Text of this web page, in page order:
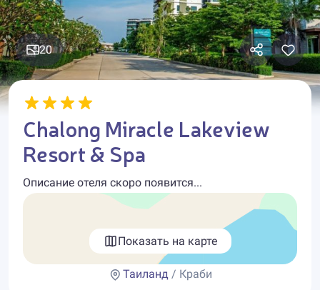
20
Chalong Miracle Lakeview
Resort & Spa
Описание отеля скоро появится...
Показать на карте
Таиланд / Краби